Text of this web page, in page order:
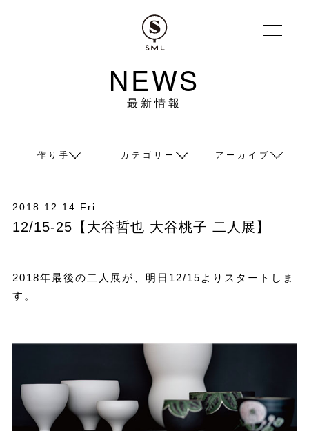
NEWS
最新情報
作り手 カテゴリー アーカイブ
2018.12.14 Fri
12/15-25【大谷哲也 大谷桃子 二人展】
2018年最後の二人展が、明日12/15よりスタートしま
す。